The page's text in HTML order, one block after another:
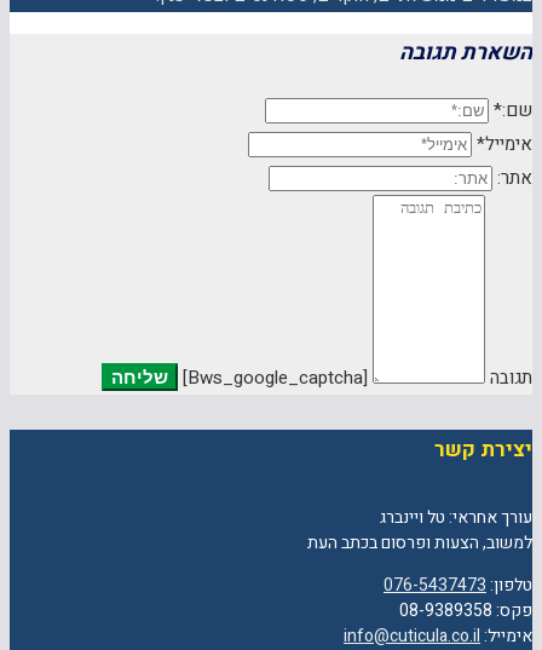
השארת תגובה
שם:*
אימייל*
אתר:
תגובה [bws_google_captcha]
יצירת קשר
עורך אחראי: טל ויינברג
למשוב, הצעות ופרסום בכתב העת
טלפון:076-5437473
פקס: 08-9389358
אימייל:info@cuticula.co.il